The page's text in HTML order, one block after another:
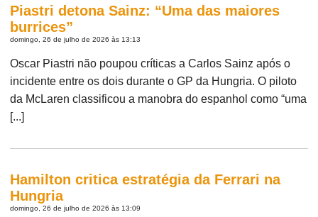
Piastri detona Sainz: “Uma das maiores
burrices”
domingo, 26 de julho de 2026 às 13:13
Oscar Piastri não poupou críticas a Carlos Sainz após o
incidente entre os dois durante o GP da Hungria. O piloto
da McLaren classificou a manobra do espanhol como “uma
[...]
Hamilton critica estratégia da Ferrari na
Hungria
domingo, 26 de julho de 2026 às 13:09